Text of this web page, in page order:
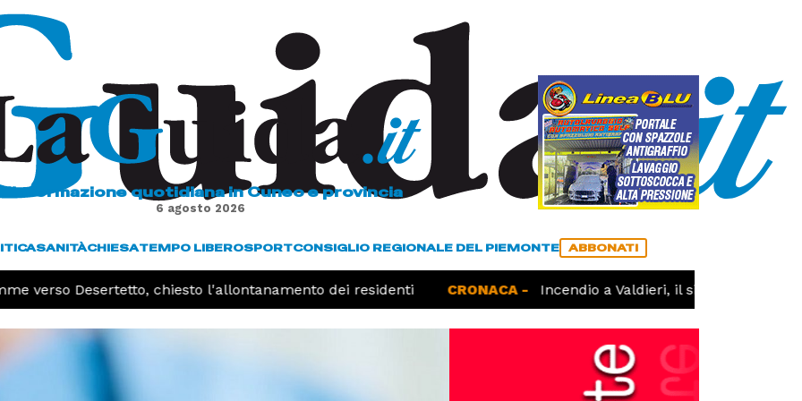
L'informazione quotidiana in Cuneo e provincia
6 agosto 2026
SANITÀCHIESATEMPO LIBEROSPORTCONSIGLIO REGIONALE DEL PIEMONTE ABBONATI
verso Desertetto, chiesto l'allontanamento dei residenti CRONACA - Incendio a Valdieri, il sindaco chiede